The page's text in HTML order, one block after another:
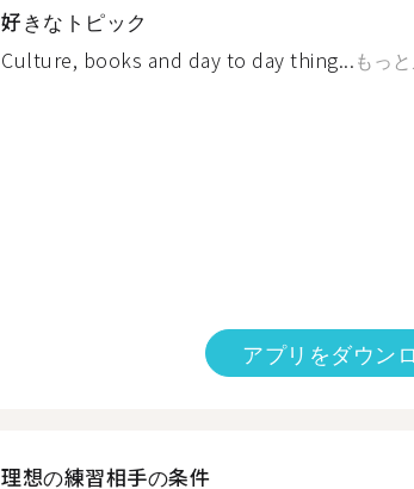
好きなトピック
Culture, books and day to day thing...もっ
アプリをダウン
理想の練習相手の条件